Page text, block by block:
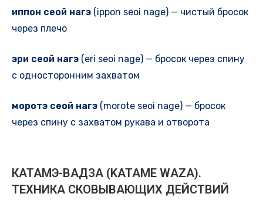
иппон сеой нагэ (ippon seoi nage) — чистый бросок
через плечо
эри сеой нагэ (eri seoi nage) — бросок через спину
с односторонним захватом
моротэ сеой нагэ (morote seoi nage) — бросок
через спину с захватом рукава и отворота
КАТАМЭ-ВАДЗА (KATAME WAZA).
ТЕХНИКА СКОВЫВАЮЩИХ ДЕЙСТВИЙ